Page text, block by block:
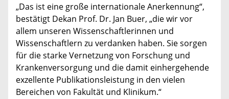
„Das ist eine große internationale Anerkennung“,
bestätigt Dekan Prof. Dr. Jan Buer, „die wir vor
allem unseren Wissenschaftlerinnen und
Wissenschaftlern zu verdanken haben. Sie sorgen
für die starke Vernetzung von Forschung und
Krankenversorgung und die damit einhergehende
exzellente Publikationsleistung in den vielen
Bereichen von Fakultät und Klinikum.“